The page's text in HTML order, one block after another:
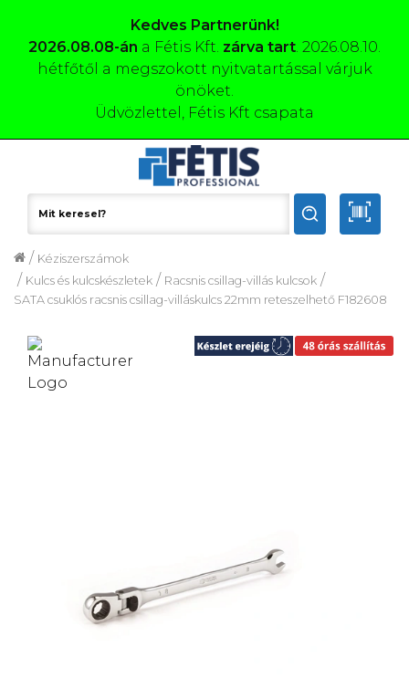
Kedves Partnerünk!
2026.08.08-án a Fétis Kft. zárva tart. 2026.08.10.
hétfőtől a megszokott nyitvatartással várjuk
önöket.
Üdvözlettel, Fétis Kft csapata
SATA csuklós racsnis csillag-villáskulcs 22mm reteszelhető F182608
/
Racsnis csillag-villás kulcsok
/
Kulcs és kulcskészletek
/
Kéziszerszámok
/